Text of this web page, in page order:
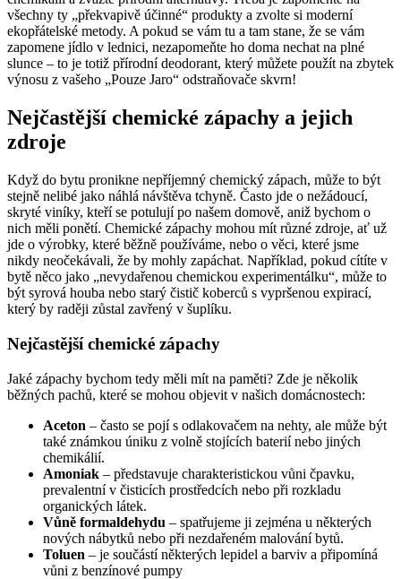
všechny ty „překvapivě účinné“ produkty a zvolte si moderní
ekopřátelské metody. A pokud se vám tu a tam stane, že se vám
zapomene jídlo v lednici, nezapomeňte ho doma nechat na plné
slunce – to je totiž přírodní deodorant, který můžete použít na zbytek
výnosu z vašeho „Pouze Jaro“ odstraňovače skvrn!
Nejčastější chemické zápachy a jejich
zdroje
Když do bytu pronikne nepříjemný chemický zápach, může to být
stejně nelibé jako náhlá návštěva tchyně. Často jde o nežádoucí,
skryté viníky, kteří se potulují po našem domově, aniž bychom o
nich měli ponětí. Chemické zápachy mohou mít různé zdroje, ať už
jde o výrobky, které běžně používáme, nebo o věci, které jsme
nikdy neočekávali, že by mohly zapáchat. Například, pokud cítíte v
bytě něco jako „nevydařenou chemickou experimentálku“, může to
být syrová houba nebo starý čistič koberců s vypršenou expirací,
který by raději zůstal zavřený v šuplíku.
Nejčastější chemické zápachy
Jaké zápachy bychom tedy měli mít na paměti? Zde je několik
běžných pachů, které se mohou objevit v našich domácnostech:
Aceton – často se pojí s odlakovačem na nehty, ale může být
také známkou úniku z volně stojících baterií nebo jiných
chemikálií.
Amoniak – představuje charakteristickou vůni čpavku,
prevalentní v čisticích prostředcích nebo při rozkladu
organických látek.
Vůně formaldehydu – spatřujeme ji zejména u některých
nových nábytků nebo při nezdařeném malování bytů.
Toluen – je součástí některých lepidel a barviv a připomíná
vůni z benzínové pumpy